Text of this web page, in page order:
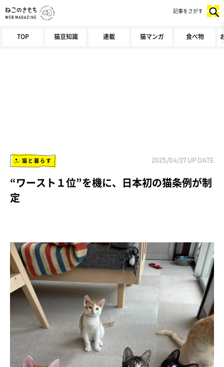
TOP 猫豆知識 連載 猫マンガ 食べ物
記事をさがす
猫と暮らす 2025/04/27 UP DATE
“ワースト１位”を機に、日本初の猫条例が制
定